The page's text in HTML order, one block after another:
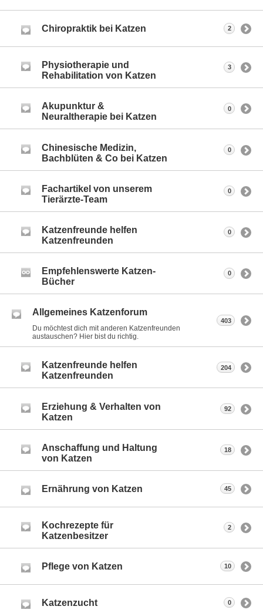
Chiropraktik bei Katzen 2
Physiotherapie und
Rehabilitation von Katzen
3
Akupunktur &
Neuraltherapie bei Katzen
0
Chinesische Medizin,
Bachblüten & Co bei Katzen
0
Fachartikel von unserem
Tierärzte-Team
0
Katzenfreunde helfen
Katzenfreunden
0
Empfehlenswerte Katzen-
Bücher
0
Allgemeines Katzenforum
Du möchtest dich mit anderen Katzenfreunden
austauschen? Hier bist du richtig.
403
Katzenfreunde helfen
Katzenfreunden
204
Erziehung & Verhalten von
Katzen
92
Anschaffung und Haltung
von Katzen
18
Ernährung von Katzen 45
Kochrezepte für
Katzenbesitzer
2
Pflege von Katzen 10
Katzenzucht 0